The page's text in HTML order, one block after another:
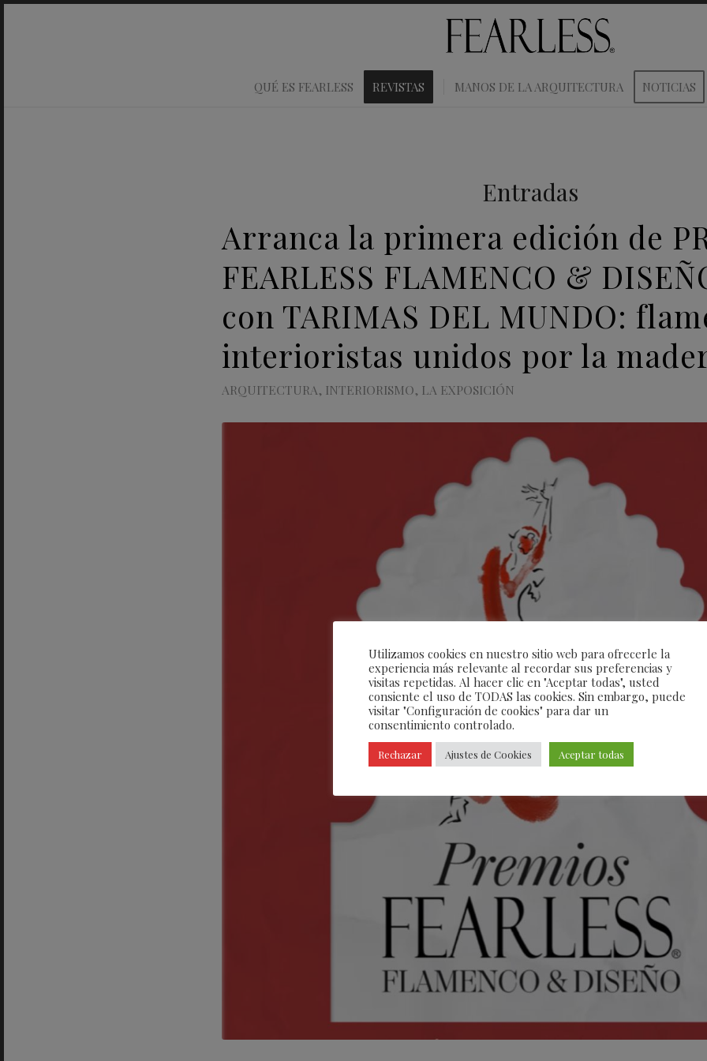
QUÉ ES FEARLESS REVISTAS MANOS DE LA ARQUITECTURA NOTICIAS
Entradas
Arranca la primera edición de
FEARLESS FLAMENCO &
con TARIMAS DEL MUNDO:
interioristas unidos por la
ARQUITECTURA, INTERIORISMO, LA EXPOSICIÓN
Utilizamos cookies en nuestro sitio web para ofrecerle la
experiencia más relevante al recordar sus preferencias y
visitas repetidas. Al hacer clic en "Aceptar todas", usted
consiente el uso de TODAS las cookies. Sin embargo, puede
visitar "Configuración de cookies" para dar un
consentimiento controlado.
Rechazar Ajustes de Cookies Aceptar todas